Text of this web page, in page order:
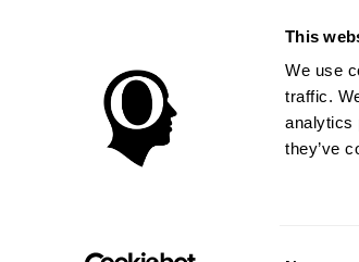
This
We use
traffic.
analytics
they’ve
* Las evaluaciones de CogniFit están
clínico, los resultados de CogniFit
neuropsicológica (por ejemplo, un
puede ser realizada por un médico o
un dispositivo médico certicado por la
uso del producto debe hacerse en los
sujeto humano nunca no podrán ser, en